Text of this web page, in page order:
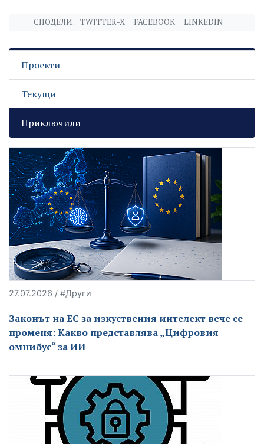
СПОДЕЛИ: TWITTER-X FACEBOOK LINKEDIN
Проекти
Текущи
Приключили
27.07.2026 / #Други
Законът на ЕС за изкуствения интелект вече се
променя: Какво представлява „Цифровия
омнибус“ за ИИ